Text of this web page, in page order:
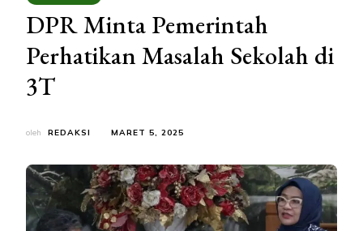
DPR Minta Pemerintah
Perhatikan Masalah Sekolah di
3T
oleh REDAKSI MARET 5, 2025